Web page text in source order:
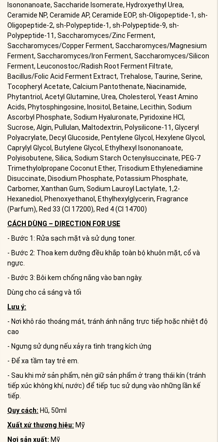
Isononanoate, Saccharide Isomerate, Hydroxyethyl Urea,
Ceramide NP, Ceramide AP, Ceramide EOP, sh-Oligopeptide-1, sh-
Oligopeptide-2, sh-Polypeptide-1, sh-Polypeptide-9, sh-
Polypeptide-11, Saccharomyces/Zinc Ferment,
Saccharomyces/Copper Ferment, Saccharomyces/Magnesium
Ferment, Saccharomyces/Iron Ferment, Saccharomyces/Silicon
Ferment, Leuconostoc/Radish Root Ferment Filtrate,
Bacillus/Folic Acid Ferment Extract, Trehalose, Taurine, Serine,
Tocopheryl Acetate, Calcium Pantothenate, Niacinamide,
Phytantriol, Acetyl Glutamine, Urea, Cholesterol, Yeast Amino
Acids, Phytosphingosine, Inositol, Betaine, Lecithin, Sodium
Ascorbyl Phosphate, Sodium Hyaluronate, Pyridoxine HCl,
Sucrose, Algin, Pullulan, Maltodextrin, Polysilicone-11, Glyceryl
Polyacrylate, Decyl Glucoside, Pentylene Glycol, Hexylene Glycol,
Caprylyl Glycol, Butylene Glycol, Ethylhexyl Isononanoate,
Polyisobutene, Silica, Sodium Starch Octenylsuccinate, PEG-7
Trimethylolpropane Coconut Ether, Trisodium Ethylenediamine
Disuccinate, Disodium Phosphate, Potassium Phosphate,
Carbomer, Xanthan Gum, Sodium Lauroyl Lactylate, 1,2-
Hexanediol, Phenoxyethanol, Ethylhexylglycerin, Fragrance
(Parfum), Red 33 (CI 17200), Red 4 (CI 14700)
CÁCH DÙNG – DIRECTION FOR USE
- Bước 1: Rửa sạch mặt và sử dụng toner.
- Bước 2: Thoa kem dưỡng đều khắp toàn bộ khuôn mặt, cổ và
ngực.
- Bước 3: Bôi kem chống nắng vào ban ngày.
Dùng cho cả sáng và tối
Lưu ý:
- Nơi khô ráo thoáng mát, tránh ánh nắng trực tiếp hoặc nhiệt độ
cao
- Ngưng sử dụng nếu xảy ra tình trạng kích ứng
- Để xa tầm tay trẻ em.
- Sau khi mở sản phẩm, nên giữ sản phẩm ở trạng thái kín (tránh
tiếp xúc không khí, nước) để tiếp tục sử dụng vào những lần kế
tiếp.
Quy cách: Hũ, 50ml
Xuất xứ thương hiệu: Mỹ
Nơi sản xuất: Mỹ